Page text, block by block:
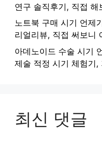
연구 솔직후기, 직접 해
노트북 구매 시기 언제
리얼리뷰, 직접 써보니
아데노이드 수술 시기
제술 적정 시기 체험기,
최신 댓글